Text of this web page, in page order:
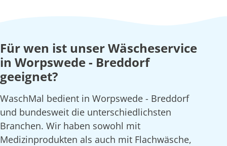
Für wen ist unser Wäscheservice
in Worpswede - Breddorf
geeignet?
WaschMal bedient in Worpswede - Breddorf
und bundesweit die unterschiedlichsten
Branchen. Wir haben sowohl mit
Medizinprodukten als auch mit Flachwäsche,